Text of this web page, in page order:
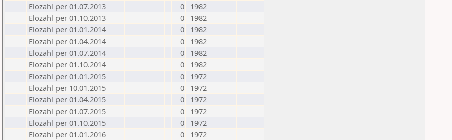
Elozahl per 01.07.2013
0
1982
Elozahl per 01.10.2013
0
1982
Elozahl per 01.01.2014
0
1982
Elozahl per 01.04.2014
0
1982
Elozahl per 01.07.2014
0
1982
Elozahl per 01.10.2014
0
1982
Elozahl per 01.01.2015
0
1972
Elozahl per 10.01.2015
0
1972
Elozahl per 01.04.2015
0
1972
Elozahl per 01.07.2015
0
1972
Elozahl per 01.10.2015
0
1972
Elozahl per 01.01.2016
0
1972